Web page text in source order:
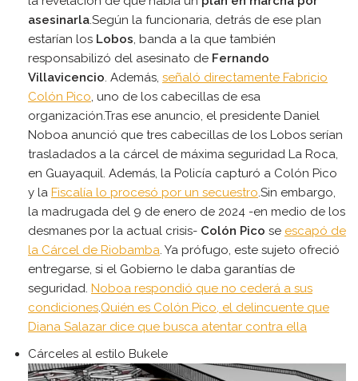
asesinarla.Según la funcionaria, detrás de ese plan
estarían los Lobos, banda a la que también
responsabilizó del asesinato de Fernando
Villavicencio. Además, señaló directamente Fabricio
Colón Pico, uno de los cabecillas de esa
organización.Tras ese anuncio, el presidente Daniel
Noboa anunció que tres cabecillas de los Lobos serían
trasladados a la cárcel de máxima seguridad La Roca,
en Guayaquil. Además, la Policía capturó a Colón Pico
y la Fiscalía lo procesó por un secuestro.Sin embargo,
la madrugada del 9 de enero de 2024 -en medio de los
desmanes por la actual crisis- Colón Pico se escapó de
la Cárcel de Riobamba. Ya prófugo, este sujeto ofreció
entregarse, si el Gobierno le daba garantías de
seguridad. Noboa respondió que no cederá a sus
condiciones.Quién es Colón Pico, el delincuente que
Diana Salazar dice que busca atentar contra ella
Cárceles al estilo Bukele